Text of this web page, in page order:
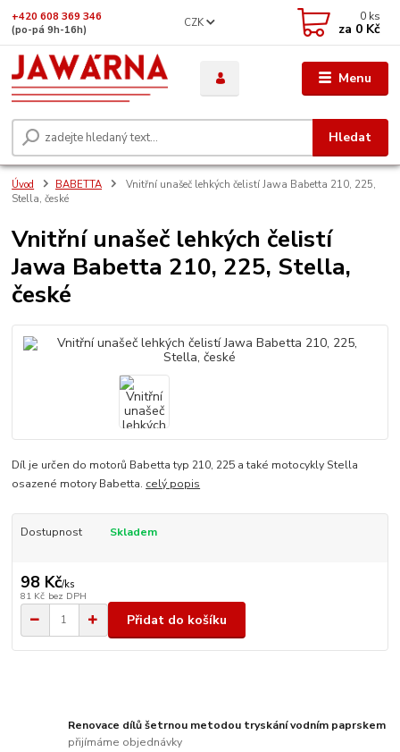
Menu
CZK
Hledat
+420 608 369 346
(po-pá 9h-16h)
0 ks
za 0 Kč
Úvod BABETTA
Vnitřní unašeč lehkých čelistí Jawa Babetta 210, 225,
Stella, české
Vnitřní unašeč lehkých čelistí
Jawa Babetta 210, 225, Stella,
české
Díl je určen do motorů Babetta typ 210, 225 a také motocykly Stella
osazené motory Babetta. celý popis
Dostupnost Skladem
98 Kč/ks
81 Kč bez DPH
Přidat do košíku
Renovace dílů šetrnou metodou tryskání vodním paprskem
přijímáme objednávky